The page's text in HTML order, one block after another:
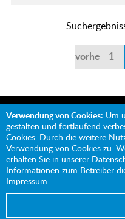
vorherige
1
Mit
Verwendung von Cookies: Um
gestalten und fortlaufend
Cookies. Durch die weitere
Verwendung von Cookies zu.
erhalten Sie in unserer
Informationen zum Betreiber
Impressum.